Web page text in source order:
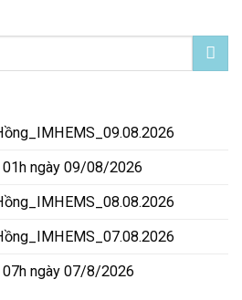
01h ngày 09/08/2026
07h ngày 07/8/2026